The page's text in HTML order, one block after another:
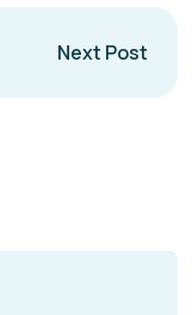
Next Post